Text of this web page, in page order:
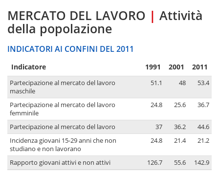
MERCATO DEL LAVORO | Attività
della popolazione
INDICATORI AI CONFINI DEL 2011
Indicatore 1991 2001 2011
Partecipazione al mercato del lavoro
maschile
51.1 48 53.4
Partecipazione al mercato del lavoro
femminile
24.8 25.6 36.7
Partecipazione al mercato del lavoro 37 36.2
44.6
Incidenza giovani 15-29 anni che non
studiano e non lavorano
24.8 21.4 21.2
Rapporto giovani attivi e non attivi 126.7 55.6 142.9